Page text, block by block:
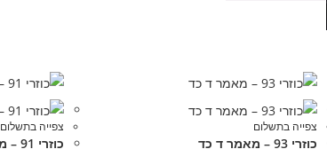
צפייה בתשלום
כוזרי 93 – מאמר ד כד
צפייה בתשלום
כוזרי 91 – מאמר ד אות כד